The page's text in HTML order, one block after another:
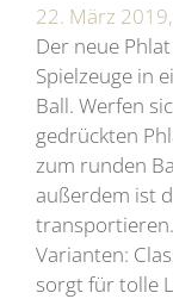
22. März
Der neue
Spielzeuge in
Ball. Werfen
gedrückten
zum runden
außerdem ist
Varianten:
sorgt für tolle